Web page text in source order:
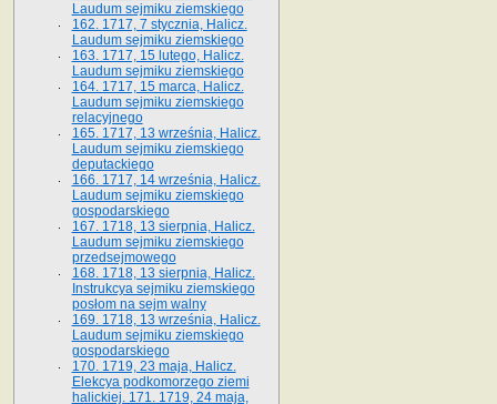
Laudum sejmiku ziemskiego
162. 1717, 7 stycznia, Halicz.
Laudum sejmiku ziemskiego
163. 1717, 15 lutego, Halicz.
Laudum sejmiku ziemskiego
164. 1717, 15 marca, Halicz.
Laudum sejmiku ziemskiego
relacyjnego
165. 1717, 13 września, Halicz.
Laudum sejmiku ziemskiego
deputackiego
166. 1717, 14 września, Halicz.
Laudum sejmiku ziemskiego
gospodarskiego
167. 1718, 13 sierpnia, Halicz.
Laudum sejmiku ziemskiego
przedsejmowego
168. 1718, 13 sierpnia, Halicz.
Instrukcya sejmiku ziemskiego
posłom na sejm walny
169. 1718, 13 września, Halicz.
Laudum sejmiku ziemskiego
gospodarskiego
170. 1719, 23 maja, Halicz.
Elekcya podkomorzego ziemi
halickiej. 171. 1719, 24 maja,